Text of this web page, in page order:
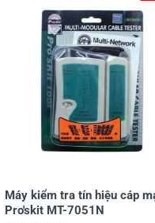
Máy kiểm tra tín hiệu cáp
Pro'skit MT-7051N